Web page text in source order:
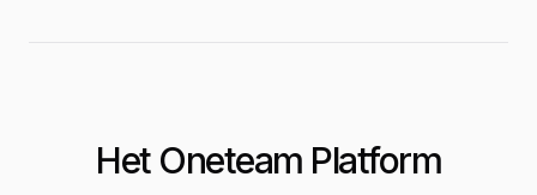
Het Oneteam Platform